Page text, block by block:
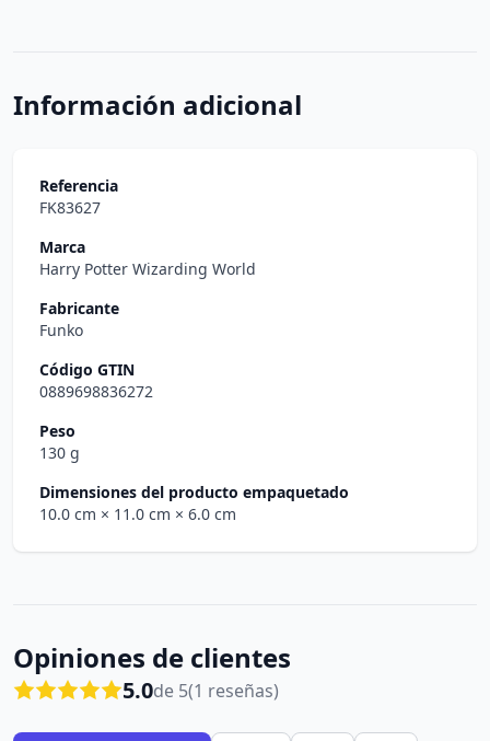
Información adicional
Referencia
FK83627
Marca
Harry Potter Wizarding World
Fabricante
Funko
Código GTIN
0889698836272
Peso
130 g
Dimensiones del producto empaquetado
10.0 cm × 11.0 cm × 6.0 cm
Opiniones de clientes
5.0de 5(1 reseñas)